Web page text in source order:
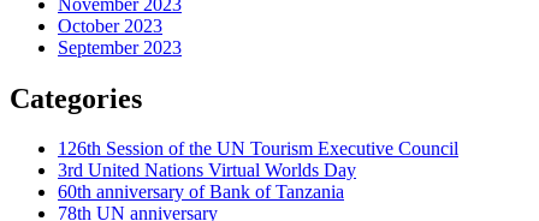
October 2023
September 2023
Categories
126th Session of the UN Tourism Executive Council
3rd United Nations Virtual Worlds Day
60th anniversary of Bank of Tanzania
78th UN anniversary